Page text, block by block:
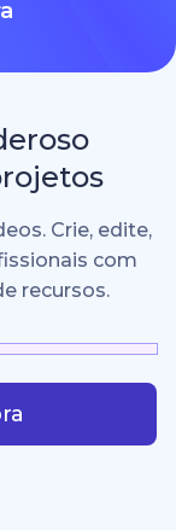
Crie, edite,
com
recursos.